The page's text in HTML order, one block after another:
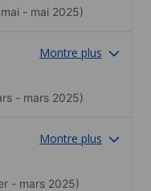
- mai 2025)
Montre plus
- mars 2025)
Montre plus
- mars 2025)